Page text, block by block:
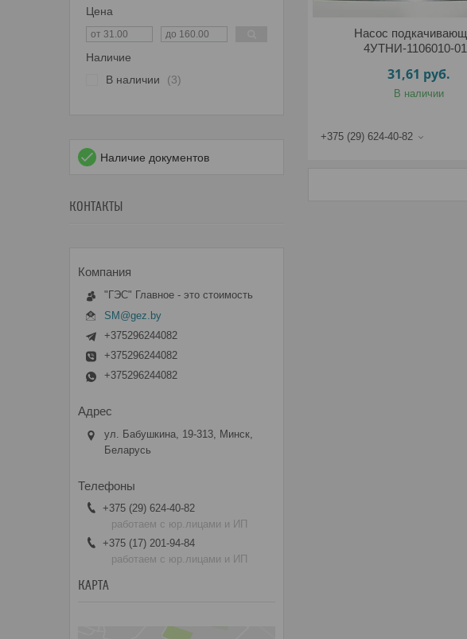
Насос
4УТНИ-1106010-
31,61 руб.
В наличии
+375 (29) 624-40-82
Цена
Наличие
В наличии
3
Наличие документов
КОНТАКТЫ
"ГЭС" Главное - это стоимость
SM@gez.by
+375296244082
+375296244082
+375296244082
ул. Бабушкина, 19-313, Минск,
Беларусь
+375 (29) 624-40-82
работаем с юр.лицами и ИП
+375 (17) 201-94-84
работаем с юр.лицами и ИП
КАРТА